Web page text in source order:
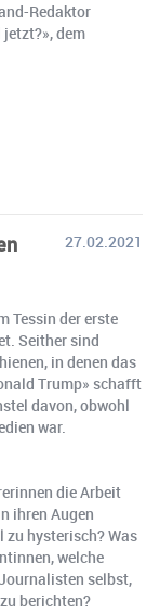
Redaktor
dem
27.02.2021
Tessin der erste
Seither sind
in denen das
Trump» schafft
davon, obwohl
war.
die Arbeit
ihren Augen
zu hysterisch? Was
welche
selbst,
berichten?